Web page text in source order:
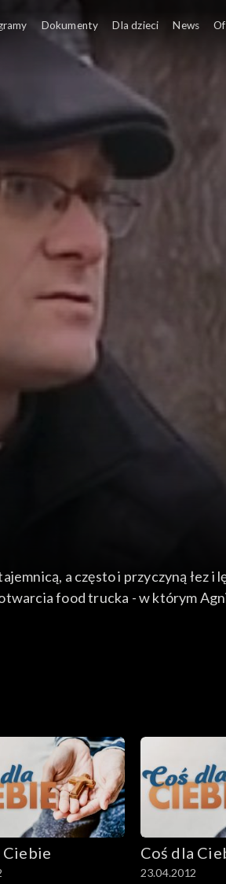
a często i przyczyną łez
food trucka - w którym
ich roli w społeczeństwie.
Ciebie Coś dla
23.04.2012
Dokumenty Dla dzieci News